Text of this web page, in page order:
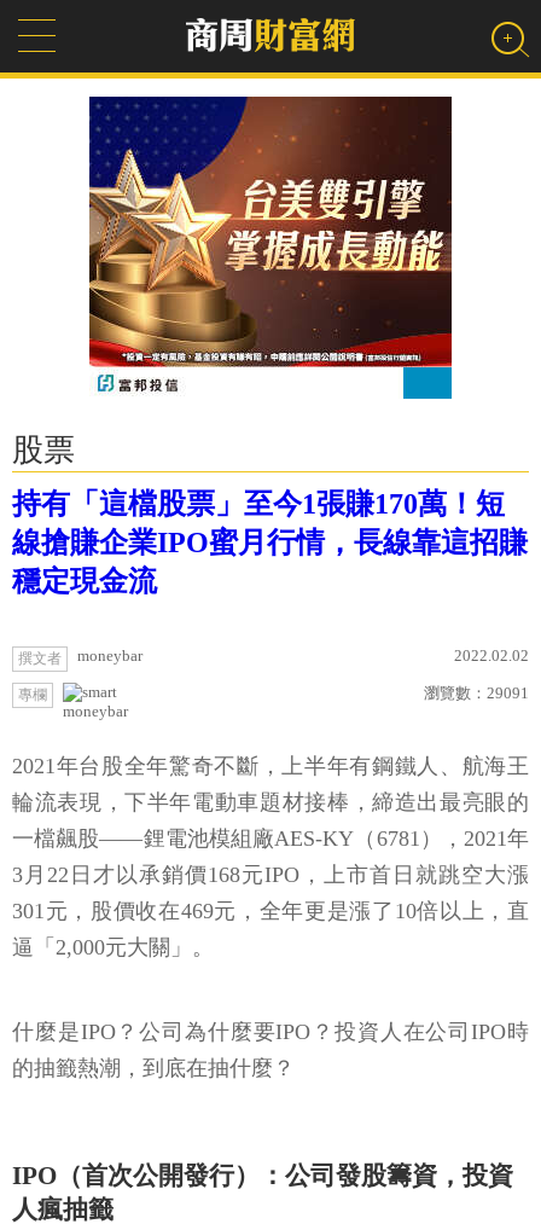
股票
持有「這檔股票」至今1張賺170萬！短
線搶賺企業IPO蜜月行情，長線靠這招賺
穩定現金流
撰文者 moneybar 2022.02.02
專欄
moneybar
瀏覽數： 29091
2021年台股全年驚奇不斷，上半年有鋼鐵人、航海王
輪流表現，下半年電動車題材接棒，締造出最亮眼的
一檔飆股——鋰電池模組廠AES-KY（6781），2021年
3月22日才以承銷價168元IPO，上市首日就跳空大漲
301元，股價收在469元，全年更是漲了10倍以上，直
逼「2,000元大關」。
什麼是IPO？公司為什麼要IPO？投資人在公司IPO時
的抽籤熱潮，到底在抽什麼？
IPO（首次公開發行）：公司發股籌資，投資
人瘋抽籤